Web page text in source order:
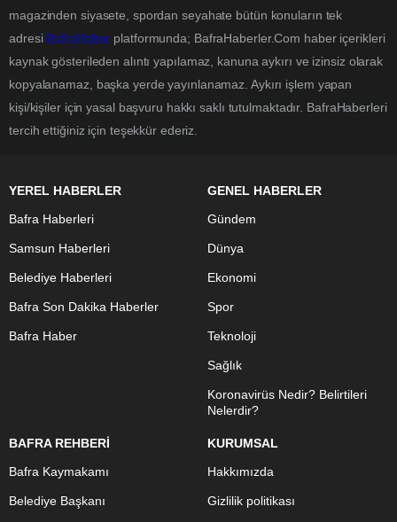
magazinden siyasete, spordan seyahate bütün konuların tek
adresi BafraHaber platformunda; BafraHaberler.Com haber içerikleri
kaynak gösterileden alıntı yapılamaz, kanuna aykırı ve izinsiz olarak
kopyalanamaz, başka yerde yayınlanamaz. Aykırı işlem yapan
kişi/kişiler için yasal başvuru hakkı saklı tutulmaktadır. BafraHaberleri
tercih ettiğiniz için teşekkür ederiz.
YEREL HABERLER
Bafra Haberleri
Samsun Haberleri
Belediye Haberleri
Bafra Son Dakika Haberler
Bafra Haber
GENEL HABERLER
Gündem
Dünya
Ekonomi
Spor
Teknoloji
Sağlık
Koronavirüs Nedir? Belirtileri
Nelerdir?
BAFRA REHBERİ
Bafra Kaymakamı
Belediye Başkanı
KURUMSAL
Hakkımızda
Gizlilik politikası